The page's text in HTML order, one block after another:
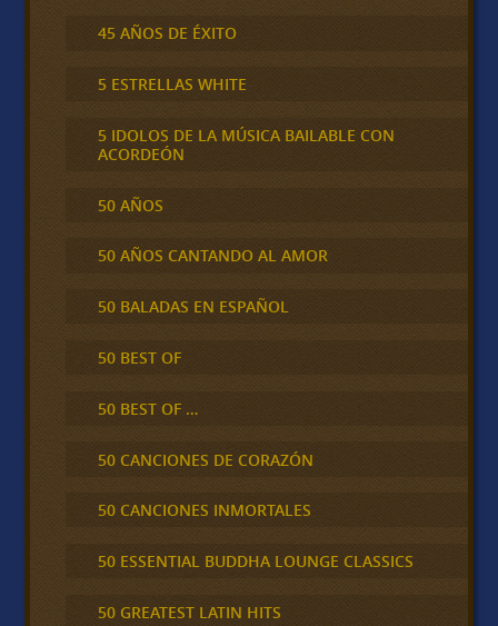
45 AÑOS DE ÉXITO
5 ESTRELLAS WHITE
5 IDOLOS DE LA MÚSICA BAILABLE CON
ACORDEÓN
50 AÑOS
50 AÑOS CANTANDO AL AMOR
50 BALADAS EN ESPAÑOL
50 BEST OF
50 BEST OF …
50 CANCIONES DE CORAZÓN
50 CANCIONES INMORTALES
50 ESSENTIAL BUDDHA LOUNGE CLASSICS
50 GREATEST LATIN HITS